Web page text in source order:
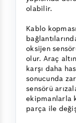
olabilir.
Kablo
oksijen
olur. Araç
karşı daha
sonucunda
sensörü
ekipmanlarla
parça ile